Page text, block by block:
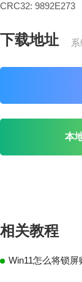
CRC32: 9892E273
下载地址
本
相关教程
Win11怎么将锁